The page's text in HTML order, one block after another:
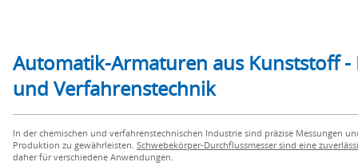
Automatik-Armaturen aus Kunststoff -
und Verfahrenstechnik
In der chemischen und verfahrenstechnischen Industrie sind präzise Messungen
Produktion zu gewährleisten. Schwebekörper-Durchflussmesser sind eine
daher für verschiedene Anwendungen.